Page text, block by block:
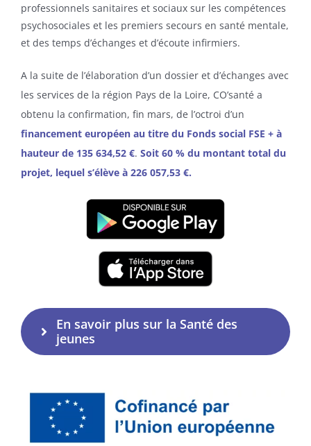
professionnels sanitaires et sociaux sur les compétences
psychosociales et les premiers secours en santé mentale,
et des temps d’échanges et d’écoute infirmiers.
A la suite de l’élaboration d’un dossier et d’échanges avec
les services de la région Pays de la Loire, CO’santé a
obtenu la confirmation, fin mars, de l’octroi d’un
financement européen au titre du Fonds social FSE + à
hauteur de 135 634,52 €. Soit 60 % du montant total du
projet, lequel s’élève à 226 057,53 €.
En savoir plus sur la Santé des
jeunes